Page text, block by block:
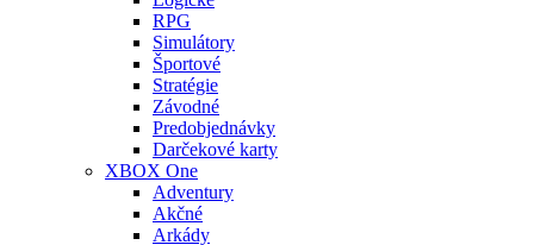
RPG
Simulátory
Športové
Stratégie
Závodné
Predobjednávky
Darčekové karty
XBOX One
Adventury
Akčné
Arkády